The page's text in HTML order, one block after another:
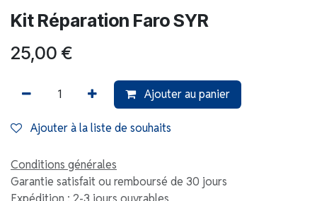
Kit Réparation Faro SYR
25,00 €
Ajouter au panier
Ajouter à la liste de souhaits
Conditions générales
Garantie satisfait ou remboursé de 30 jours